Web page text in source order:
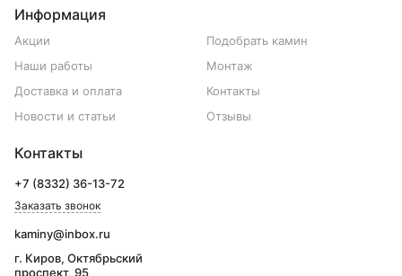
Информация
Акции
Подобрать камин
Наши работы
Монтаж
Доставка и оплата
Контакты
Новости и статьи
Отзывы
Контакты
+7 (8332) 36-13-72
Заказать звонок
kaminy@inbox.ru
г. Киров, Октябрьский
проспект, 95